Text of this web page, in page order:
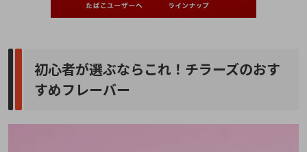
初心者が選ぶならこれ！チラーズのおす
すめフレーバー